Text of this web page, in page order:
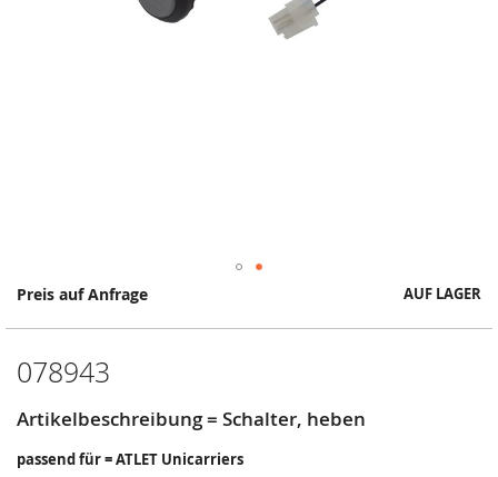
Preis auf Anfrage AUF LAGER
078943
Artikelbeschreibung = Schalter, heben
passend für = ATLET Unicarriers
Springe
Anfang
Bildergalerie